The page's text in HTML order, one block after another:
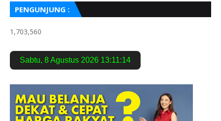
PENGUNJUNG :
1,703,560
Sabtu, 8 Agustus 2026 13:11:15